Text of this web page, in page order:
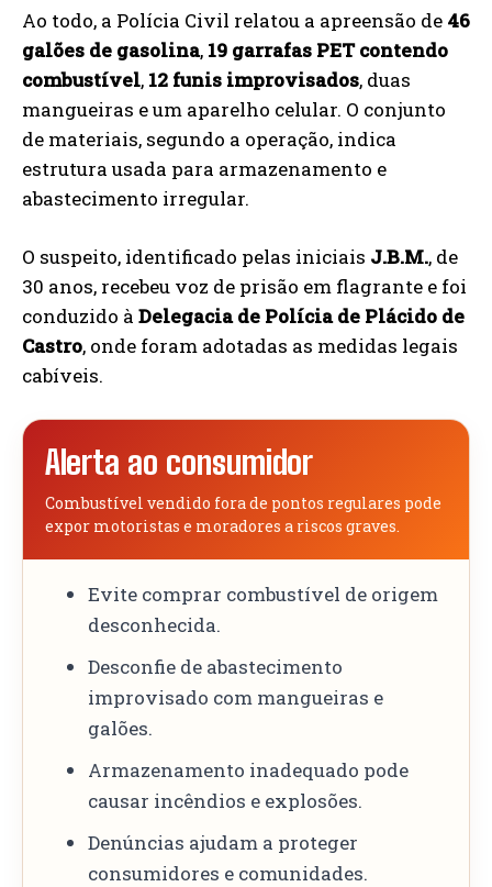
Ao todo, a Polícia Civil relatou a apreensão de 46
galões de gasolina, 19 garrafas PET contendo
combustível, 12 funis improvisados, duas
mangueiras e um aparelho celular. O conjunto
de materiais, segundo a operação, indica
estrutura usada para armazenamento e
abastecimento irregular.
O suspeito, identificado pelas iniciais J.B.M., de
30 anos, recebeu voz de prisão em flagrante e foi
conduzido à Delegacia de Polícia de Plácido de
Castro, onde foram adotadas as medidas legais
cabíveis.
Alerta ao consumidor
Combustível vendido fora de pontos regulares pode
expor motoristas e moradores a riscos graves.
Evite comprar combustível de origem
desconhecida.
Desconfie de abastecimento
improvisado com mangueiras e
galões.
Armazenamento inadequado pode
causar incêndios e explosões.
Denúncias ajudam a proteger
consumidores e comunidades.